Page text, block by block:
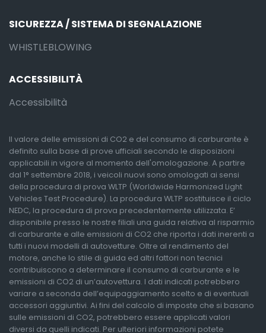
SICUREZZA / SISTEMA DI SEGNALAZIONE
WHISTLEBLOWING
ACCESSIBILITÀ
Accessibilità
Il valore delle emissioni di CO2 e del consumo di carburante è
definito sulla base di prove ufficiali secondo le disposizioni
applicabili in vigore al momento dell'omologazione. A partire
dal 1° settembre 2018, i veicoli nuovi sono omologati ai sensi
della procedura di prova WLTP (Worldwide Harmonized Light
Vehicles Test Procedure). La procedura WLTP sostituisce il ciclo
NEDC, la procedura di prova precedentemente utilizzata. E’
disponibile presso le nostre filiali una guida relativa al risparmio
di carburante e alle emissioni di CO2 che riporta i dati inerenti a
tutti i nuovi modelli di autovetture. Oltre al rendimento del
motore, anche lo stile di guida ed altri fattori non tecnici
contribuiscono a determinare il consumo di carburante e le
emissioni di CO2 di un’autovettura. I dati indicati potrebbero
variare a seconda dell’equipaggiamento scelto e di eventuali
accessori aggiuntivi. Ai fini del calcolo di imposte che si basano
sulle emissioni di CO2, potrebbero essere applicati valori
diversi da quelli indicati. Per ulteriori informazioni potete